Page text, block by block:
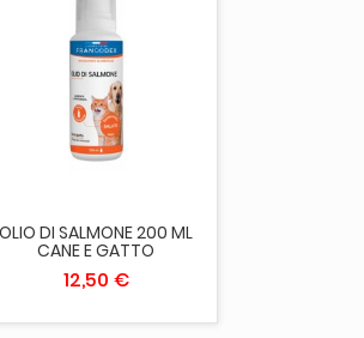
OLIO DI SALMONE 200 ML
CANE E GATTO
12,50 €